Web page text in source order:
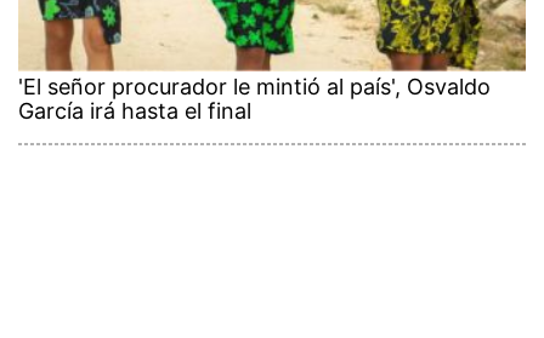
'El señor procurador le mintió al país', Osvaldo
García irá hasta el final